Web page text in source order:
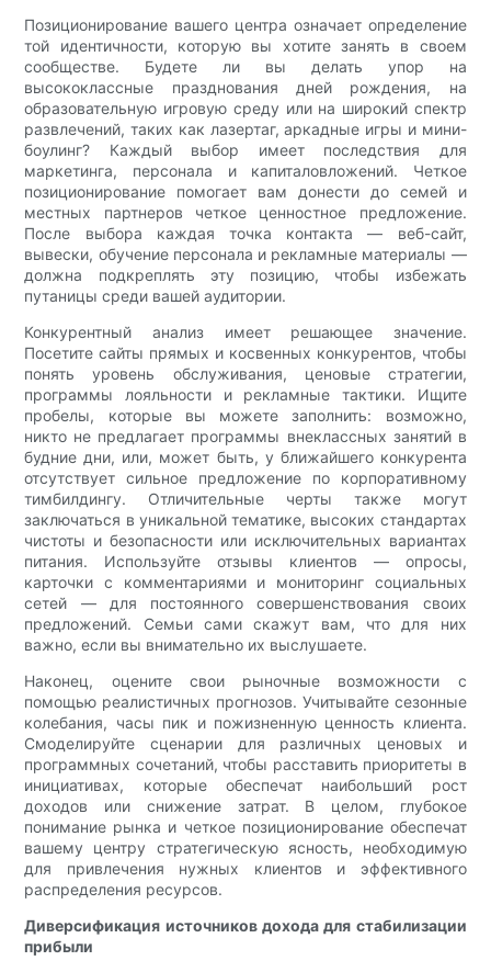
Позиционирование вашего центра означает определение
той идентичности, которую вы хотите занять в своем
сообществе. Будете ли вы делать упор на
высококлассные празднования дней рождения, на
образовательную игровую среду или на широкий спектр
развлечений, таких как лазертаг, аркадные игры и мини-
боулинг? Каждый выбор имеет последствия для
маркетинга, персонала и капиталовложений. Четкое
позиционирование помогает вам донести до семей и
местных партнеров четкое ценностное предложение.
После выбора каждая точка контакта — веб-сайт,
вывески, обучение персонала и рекламные материалы —
должна подкреплять эту позицию, чтобы избежать
путаницы среди вашей аудитории.
Конкурентный анализ имеет решающее значение.
Посетите сайты прямых и косвенных конкурентов, чтобы
понять уровень обслуживания, ценовые стратегии,
программы лояльности и рекламные тактики. Ищите
пробелы, которые вы можете заполнить: возможно,
никто не предлагает программы внеклассных занятий в
будние дни, или, может быть, у ближайшего конкурента
отсутствует сильное предложение по корпоративному
тимбилдингу. Отличительные черты также могут
заключаться в уникальной тематике, высоких стандартах
чистоты и безопасности или исключительных вариантах
питания. Используйте отзывы клиентов — опросы,
карточки с комментариями и мониторинг социальных
сетей — для постоянного совершенствования своих
предложений. Семьи сами скажут вам, что для них
важно, если вы внимательно их выслушаете.
Наконец, оцените свои рыночные возможности с
помощью реалистичных прогнозов. Учитывайте сезонные
колебания, часы пик и пожизненную ценность клиента.
Смоделируйте сценарии для различных ценовых и
программных сочетаний, чтобы расставить приоритеты в
инициативах, которые обеспечат наибольший рост
доходов или снижение затрат. В целом, глубокое
понимание рынка и четкое позиционирование обеспечат
вашему центру стратегическую ясность, необходимую
для привлечения нужных клиентов и эффективного
распределения ресурсов.
Диверсификация источников дохода для стабилизации
прибыли